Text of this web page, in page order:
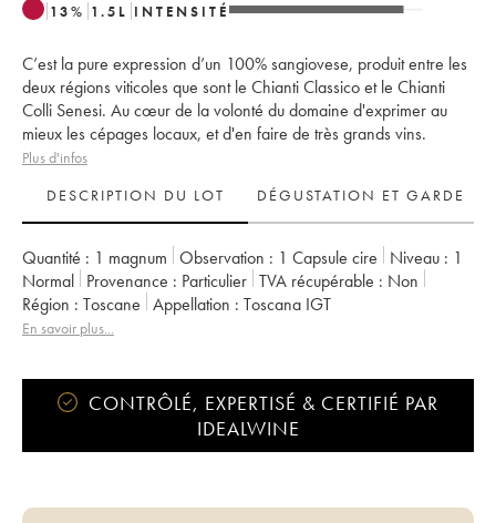
13% 1.5 L INTENSITÉ
C’est la pure expression d’un 100% sangiovese, produit entre les
deux régions viticoles que sont le Chianti Classico et le Chianti
Colli Senesi. Au cœur de la volonté du domaine d'exprimer au
mieux les cépages locaux, et d'en faire de très grands vins.
Plus d'infos
DESCRIPTION DU LOT
DÉGUSTATION ET GARDE
Quantité : 1 magnum Observation : 1 Capsule cire Niveau : 1
Normal
Provenance : particulier TVA récupérable :
non
Région : Toscane Appellation : Toscana IGT
En savoir plus...
CONTRÔLÉ, EXPERTISÉ & CERTIFIÉ PAR
IDEALWINE